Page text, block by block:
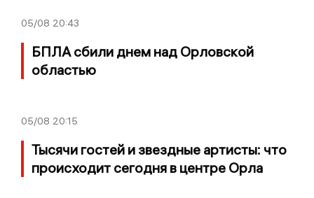
05/08 20:43
БПЛА сбили днем над Орловской
областью
05/08 20:15
Тысячи гостей и звездные артисты: что
происходит сегодня в центре Орла